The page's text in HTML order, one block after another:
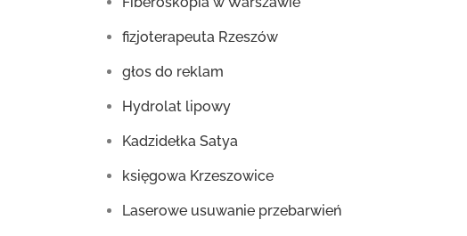
fizjoterapeuta Rzeszów
głos do reklam
Hydrolat lipowy
Kadzidełka Satya
księgowa Krzeszowice
Laserowe usuwanie przebarwień